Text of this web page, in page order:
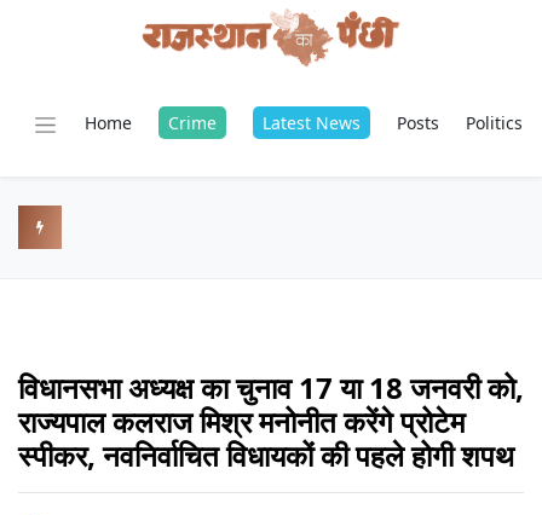
Home Crime Latest News Posts Politics
विधानसभा अध्यक्ष का चुनाव 17 या 18 जनवरी को,
राज्यपाल कलराज मिश्र मनोनीत करेंगे प्रोटेम
स्पीकर, नवनिर्वाचित विधायकों की पहले होगी शपथ